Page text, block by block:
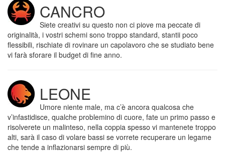
CANCRO
Siete creativi su questo non ci piove ma peccate di
originalità, i vostri schemi sono troppo standard, stantii poco
flessibili, rischiate di rovinare un capolavoro che se studiato bene
vi farà sforare il budget di fine anno.
LEONE
Umore niente male, ma c’è ancora qualcosa che
v’infastidisce, qualche problemino di cuore, fate un primo passo e
risolverete un malinteso, nella coppia spesso vi mantenete troppo
alti, sarà il caso di volare bassi se vorrete recuperare un legame
che tende a inflazionarsi sempre di più.